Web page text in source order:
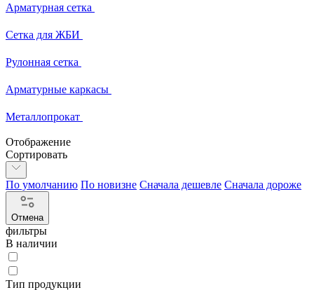
Арматурная сетка
Сетка для ЖБИ
Рулонная сетка
Арматурные каркасы
Металлопрокат
Отображение
Сортировать
По умолчанию По новизне Сначала дешевле Сначала дороже
Отмена
фильтры
В наличии
Тип продукции